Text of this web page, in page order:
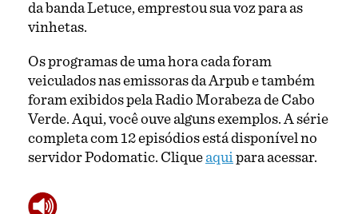
da banda Letuce, emprestou sua voz para as
vinhetas.
Os programas de uma hora cada foram
veiculados nas emissoras da Arpub e também
foram exibidos pela Radio Morabeza de Cabo
Verde. Aqui, você ouve alguns exemplos. A série
completa com 12 episódios está disponível no
servidor Podomatic. Clique aquipara acessar.